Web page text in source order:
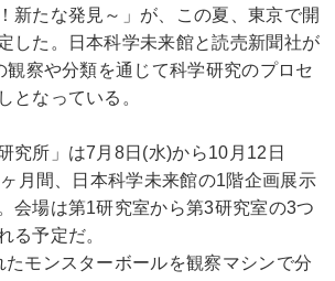
新たな発見～」が、この夏、東京で開
した。日本科学未来館と読売新聞社が
観察や分類を通じて科学研究のプロセ
となっている。
究所」は7月8日(水)から10月12日
月間、日本科学未来館の1階企画展示
会場は第1研究室から第3研究室の3つ
る予定だ。
モンスターボールを観察マシンで分